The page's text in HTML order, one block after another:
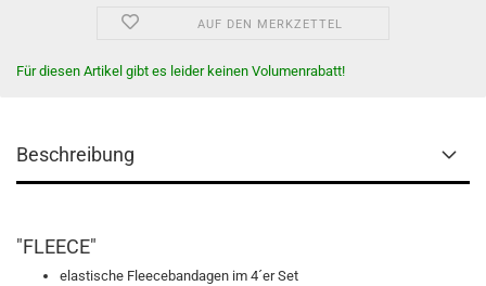
AUF DEN MERKZETTEL
Für diesen Artikel gibt es leider keinen Volumenrabatt!
Beschreibung
"FLEECE"
elastische Fleecebandagen im 4´er Set